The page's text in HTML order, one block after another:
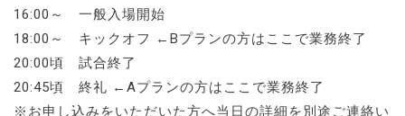
16:00～ 一般入場開始
18:00～ キックオフ ←Bプランの方はここで業務終了
20:00頃 試合終了
20:45頃 終礼 ←Aプランの方はここで業務終了
※お申し込みをいただいた方へ当日の詳細を別途ご連絡い